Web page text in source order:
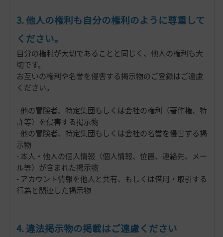
3. 他人の権利も自分の権利のように尊重して
ください。
自分の権利が大切であることと同じく、他人の権利も大
切です。
お互いの権利や名誉を侵害する掲示物のご登録はご遠慮
ください。
- 他の冒険者、特定集団もしくは会社の権利（著作権、特
許等）を侵害する掲示物
- 他の冒険者、特定集団もしくは会社の名誉を侵害する掲
示物
- 本人・他人の個人情報（個人情報、位置、連絡先、メー
ル等）が含まれた掲示物
- アカウント情報を他人と共有、もしくは借用・取引する
行為と関連した掲示物
4. 違法掲示物の掲載はご遠慮ください